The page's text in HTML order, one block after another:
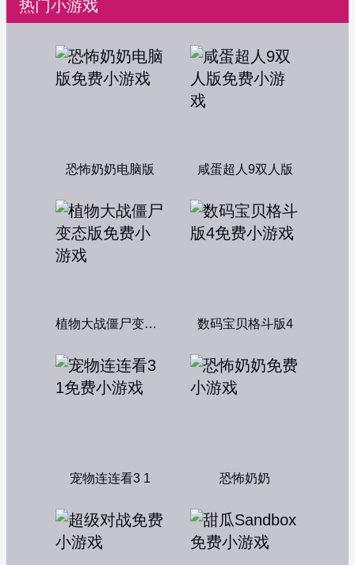
热门小游戏
恐怖奶奶电脑版 咸蛋超人9双人版
植物大战僵尸变态版 数码宝贝格斗版4
宠物连连看3 1 恐怖奶奶